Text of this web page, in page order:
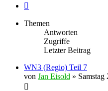
Themen
Antworten
Zugriffe
Letzter Beitrag
WN3 (Regio) Teil 7
von Jan Eisold »